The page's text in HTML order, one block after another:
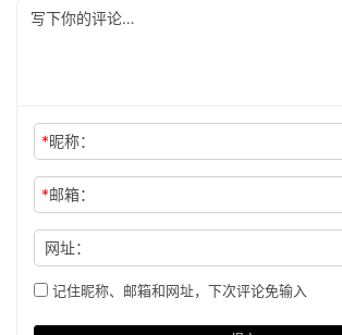
*昵称：
*邮箱：
网址：
记住昵称、邮箱和网址，下次评论免输入